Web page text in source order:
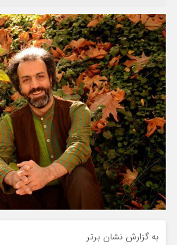
Forget Password
به گزارش نشان برتر